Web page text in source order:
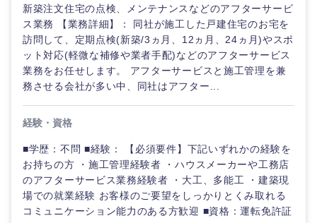
新築注文住宅の点検、メンテナンスなどのアフターサービ
ス業務 【業務詳細】： 同社が施工した戸建住宅のお宅を
訪問して、定期点検(新築/3ヵ月、12ヵ月、24ヵ月)やスポ
ット対応(軽微な補修や業者手配)などのアフターサービス
業務をお任せします。 アフターサービスと施工管理を兼
務させる会社が多い中、同社はアフター...
経験・資格
■学歴：不問 ■経験： 【必須要件】下記いずれかの経験を
お持ちの方 ・施工管理経験者 ・ハウスメーカーや工務店
のアフターサービス業務経験者 ・大工、多能工 ・建築現
場での就業経験 お客様のご要望をしっかりとくみ取れる
コミュニケーション能力のある方歓迎 ■資格：運転免許証